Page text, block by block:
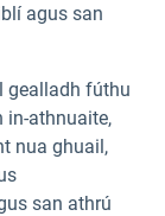
agus san
gealladh fúthu
in-athnuaite,
nua ghuail,
san athrú